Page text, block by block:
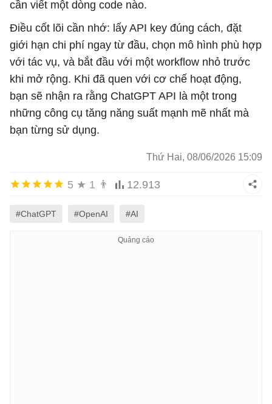
cần viết một dòng code nào.
Điều cốt lõi cần nhớ: lấy API key đúng cách, đặt
giới hạn chi phí ngay từ đầu, chọn mô hình phù hợp
với tác vụ, và bắt đầu với một workflow nhỏ trước
khi mở rộng. Khi đã quen với cơ chế hoạt động,
bạn sẽ nhận ra rằng ChatGPT API là một trong
những công cụ tăng năng suất mạnh mẽ nhất mà
bạn từng sử dụng.
Thứ Hai, 08/06/2026 15:09
5 ★ 1 👨 12.913
#ChatGPT #OpenAI #AI